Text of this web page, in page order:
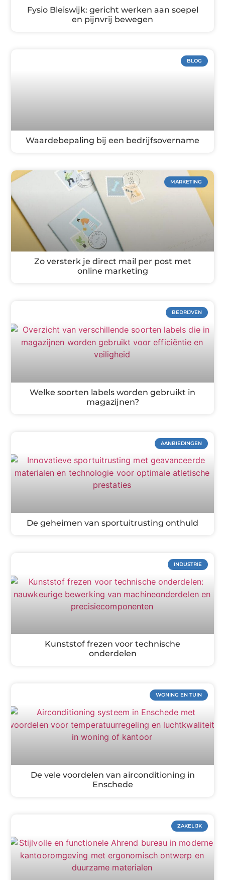
Fysio Bleiswijk: gericht werken aan soepel
en pijnvrij bewegen
BLOG
Waardebepaling bij een bedrijfsovername
MARKETING
Zo versterk je direct mail per post met
online marketing
BEDRIJVEN
Welke soorten labels worden gebruikt in
magazijnen?
AANBIEDINGEN
De geheimen van sportuitrusting onthuld
INDUSTRIE
Kunststof frezen voor technische
onderdelen
WONING EN TUIN
De vele voordelen van airconditioning in
Enschede
ZAKELIJK